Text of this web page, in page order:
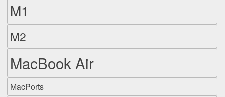
M1
M2
MacBook Air
MacPorts